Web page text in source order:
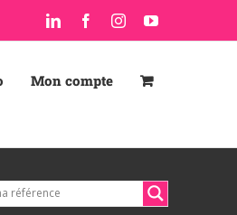
LinkedInFacebookInstagramYouTube
Mon compte